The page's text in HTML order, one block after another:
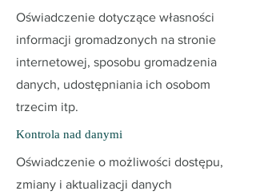
Oświadczenie dotyczące własności
informacji gromadzonych na stronie
internetowej, sposobu gromadzenia
danych, udostępniania ich osobom
trzecim itp.
Kontrola nad danymi
Oświadczenie o możliwości dostępu,
zmiany i aktualizacji danych